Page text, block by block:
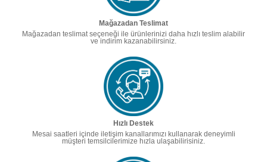
Mağazadan Teslimat
Mağazadan teslimat seçeneği ile ürünlerinizi daha hızlı teslim alabilir
ve indirim kazanabilirsiniz.
Hızlı Destek
Mesai saatleri içinde iletişim kanallarımızı kullanarak deneyimli
müşteri temsilcilerimize hızla ulaşabilirisiniz.